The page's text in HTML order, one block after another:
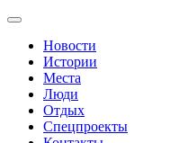
Новости
Истории
Места
Люди
Отдых
Спецпроекты